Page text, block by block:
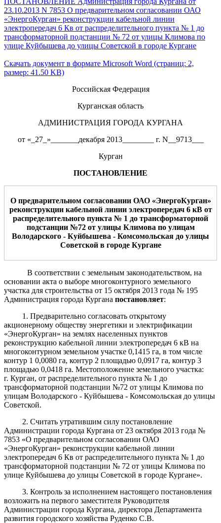
23.10.2013 N 7853 О предварительном согласовании ОАО
«ЭнергоКурган» реконструкции кабельной линии
электропередач 6 Кв от распределительного пункта № 1 до
трансформаторной подстанции № 72 от улицы Климова по
улице Куйбышева до улицы Советской в городе Кургане
Скачать документ в формате Microsoft Word (страниц: 2,
размер: 41.50 KB)
Российская Федерация
Курганская область
АДМИНИСТРАЦИЯ ГОРОДА КУРГАНА
от «_27_»_______декабря 2013________ г. N__9713___
Курган
ПОСТАНОВЛЕНИЕ
О предварительном согласовании ОАО «ЭнергоКурган»
реконструкции кабельной линии электропередач 6 кВ от
распределительного пункта № 1 до трансформаторной
подстанции №72 от улицы Климова по улицам
Володарского - Куйбышева - Комсомольская до улицы
Советской вгородеКургане
В соответствии с земельным законодательством, на
основании акта о выборе многоконтурного земельного
участка для строительства от 15 октября 2013 года № 195
Администрация города Кургана постановляет:
1. Предварительно согласовать открытому
акционерному обществу энергетики и электрификации
«ЭнергоКурган» на землях населенных пунктов
реконструкцию кабельной линии электропередач 6 кВ на
многоконтурном земельном участке 0,1415 га, в том числе
контур 1 0,0080 га, контур 2 площадью 0,0917 га, контур 3
площадью 0,0418 га. Местоположение земельного участка:
г. Курган, от распределительного пункта № 1 до
трансформаторной подстанции №72 от улицы Климова по
улицам Володарского - Куйбышева - Комсомольская до улицы
Советской.
2. Считать утратившим силу постановление
Администрации города Кургана от 23 октября 2013 года №
7853 «О предварительном согласовании ОАО
«ЭнергоКурган» реконструкции кабельной линии
электропередач 6 Кв от распределительного пункта № 1 до
трансформаторной подстанции № 72 от улицы Климова по
улице Куйбышева до улицы Советской в городе Кургане».
3. Контроль за исполнением настоящего постановления
возложить на первого заместителя Руководителя
Администрации города Кургана, директора Департамента
развития городского хозяйства Руденко С.В.